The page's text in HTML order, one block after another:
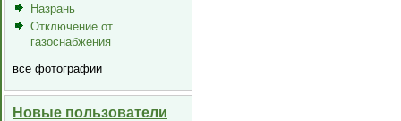
Назрань
Отключение от
газоснабжения
все фотографии
Новые пользователи